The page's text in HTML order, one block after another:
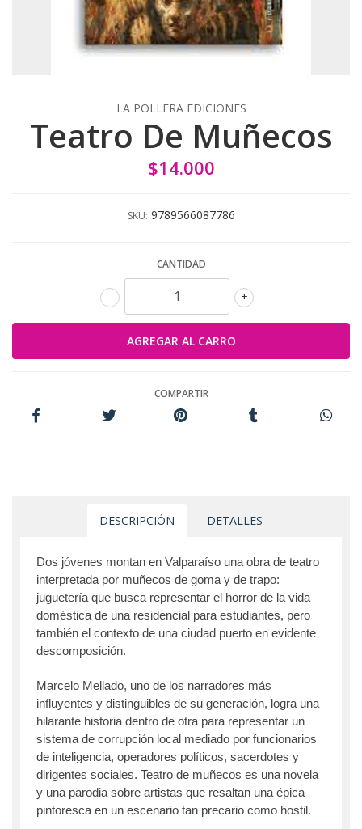
LA POLLERA EDICIONES
Teatro De Muñecos
$14.000
SKU: 9789566087786
CANTIDAD
+
-
COMPARTIR
DESCRIPCIÓN DETALLES
Dos jóvenes montan en Valparaíso una obra de teatro
interpretada por muñecos de goma y de trapo:
juguetería que busca representar el horror de la vida
doméstica de una residencial para estudiantes, pero
también el contexto de una ciudad puerto en evidente
descomposición.
Marcelo Mellado, uno de los narradores más
influyentes y distinguibles de su generación, logra una
hilarante historia dentro de otra para representar un
sistema de corrupción local mediado por funcionarios
de inteligencia, operadores políticos, sacerdotes y
dirigentes sociales. Teatro de muñecos es una novela
y una parodia sobre artistas que resaltan una épica
pintoresca en un escenario tan precario como hostil.